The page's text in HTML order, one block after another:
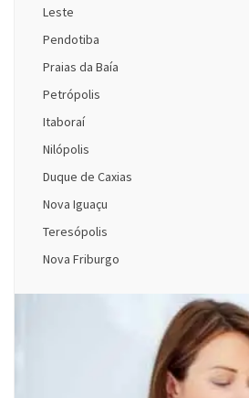
Leste
Pendotiba
Praias da Baía
Petrópolis
Itaboraí
Nilópolis
Duque de Caxias
Nova Iguaçu
Teresópolis
Nova Friburgo